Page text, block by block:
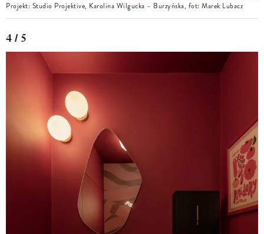
Projekt: Studio Projektive, Karolina Wilgucka – Burzyńska, fot: Marek Lubacz
4 / 5